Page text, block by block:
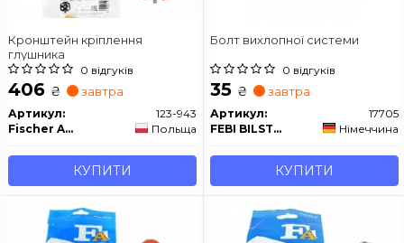
Кронштейн кріплення
глушника
0 відгуків
406 ₴ завтра
Артикул:
123-943
Fischer Automotive One (FA1)
Польща
КУПИТИ
Болт вихлопної системи
0 відгуків
35 ₴ завтра
Артикул:
17705
FEBI BILSTEIN
Німеччина
КУПИТИ